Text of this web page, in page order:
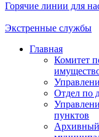
Горячие линии для
Экстренные службы
Главная
Комитет
Отдел по
пунктов
Архивный